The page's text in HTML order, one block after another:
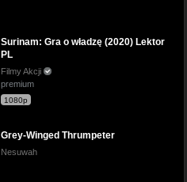
Surinam: Gra o władzę (2020) Lektor
PL
Filmy Akcji
premium
1080p
Grey-Winged Thrumpeter
Nesuwah